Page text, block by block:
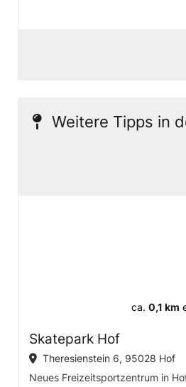
Weitere Tipps in
ca. 0,1 km
Skatepark Hof
Theresienstein 6, 95028 Hof
Neues Freizeitsportzentrum in